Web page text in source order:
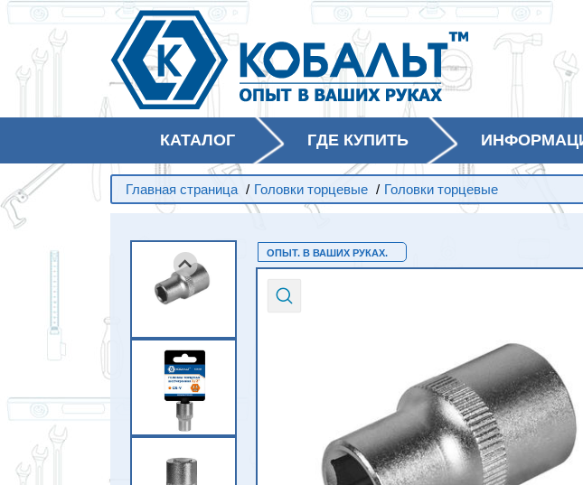
КАТАЛОГ ГДЕ КУПИТЬ
Главная страница / Головки торцевые / Головки торцевые
ОПЫТ. В ВАШИХ РУКАХ.